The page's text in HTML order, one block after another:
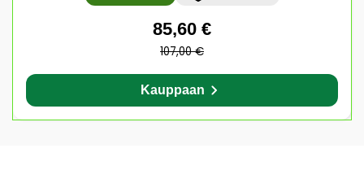
85,60 €
107,00 €
Kauppaan